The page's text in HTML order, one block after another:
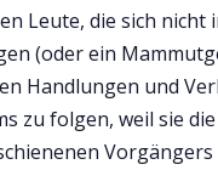
Leute, die sich nicht
(oder ein
Handlungen und
zu folgen, weil sie